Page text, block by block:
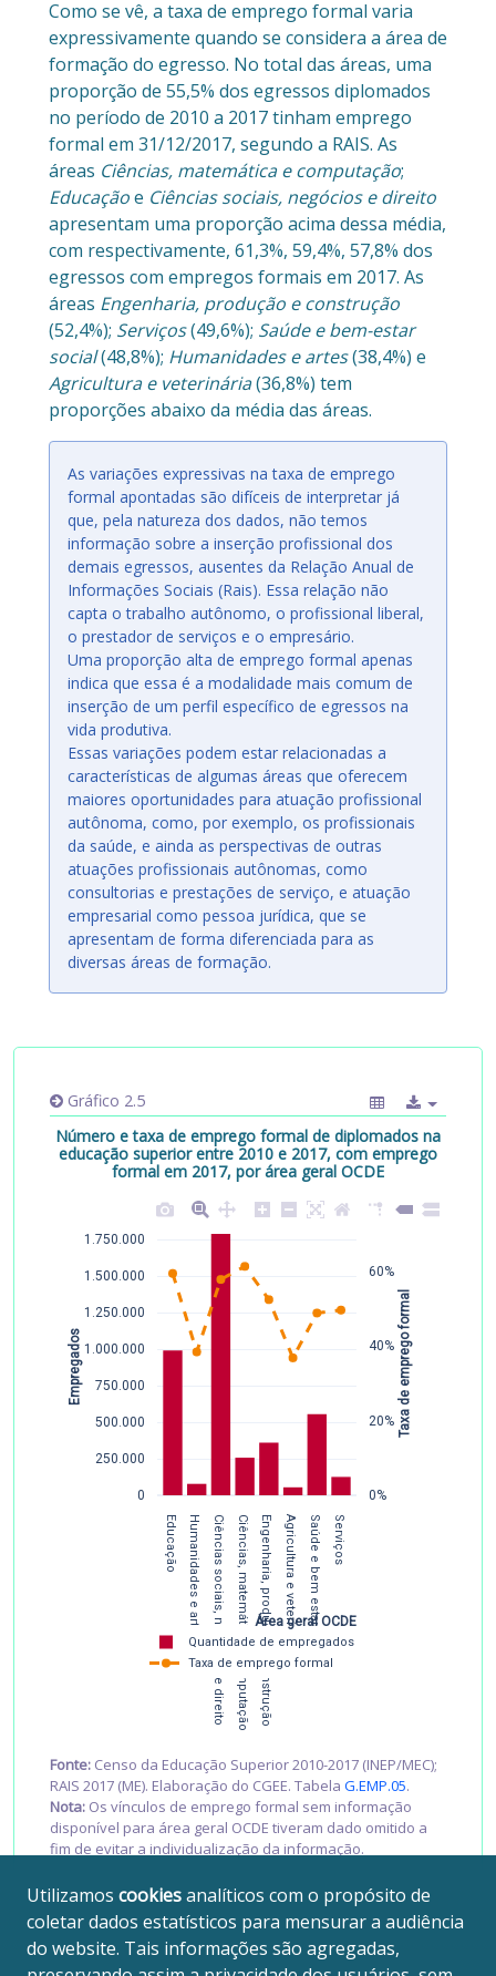
Como se vê, a taxa de emprego formal varia
expressivamente quando se considera a área de
formação do egresso. No total das áreas, uma
proporção de 55,5% dos egressos diplomados
no período de 2010 a 2017 tinham emprego
formal em 31/12/2017, segundo a RAIS. As
áreas Ciências, matemática e computação;
Educaçãoe Ciências sociais, negócios e direito
apresentam uma proporção acima dessa média,
com respectivamente, 61,3%, 59,4%, 57,8% dos
egressos com empregos formais em 2017. As
áreas Engenharia, produção e construção
(52,4%); Serviços(49,6%); Saúde e bem-estar
social(48,8%); Humanidades e artes(38,4%) e
Agricultura e veterinária(36,8%) tem
proporções abaixo da média das áreas.
As variações expressivas na taxa de emprego
formal apontadas são difíceis de interpretar já
que, pela natureza dos dados, não temos
informação sobre a inserção profissional dos
demais egressos, ausentes da Relação Anual de
Informações Sociais (Rais). Essa relação não
capta o trabalho autônomo, o profissional liberal,
o prestador de serviços e o empresário.
Uma proporção alta de emprego formal apenas
indica que essa é a modalidade mais comum de
inserção de um perfil específico de egressos na
vida produtiva.
Essas variações podem estar relacionadas a
características de algumas áreas que oferecem
maiores oportunidades para atuação profissional
autônoma, como, por exemplo, os profissionais
da saúde, e ainda as perspectivas de outras
atuações profissionais autônomas, como
consultorias e prestações de serviço, e atuação
empresarial como pessoa jurídica, que se
apresentam de forma diferenciada para as
diversas áreas de formação.
Gráfico 2.5
Número e taxa de emprego formal de diplomados na
educação superior entre 2010 e 2017, com emprego
formal em 2017, por área geral OCDE
Educação Humanidades e artesCiências sociais, negócios e direitoCiências, matemática e computaçãoEngenharia, produção e construçãoAgricultura e veterináriaSaúde e bem estar social Serviços
0
250.000
500.000
750.000
1.000.000
1.250.000
1.500.000
1.750.000
0%
20%
40%
60%
Quantidade de empregados
Taxa de emprego formal
Empregados Taxa de emprego formal
Área geral OCDE
Fonte: Censo da Educação Superior 2010-2017 (INEP/MEC);
RAIS 2017 (ME). Elaboração do CGEE. Tabela G.EMP.05.
Nota: Os vínculos de emprego formal sem informação
disponível para área geral OCDE tiveram dado omitido a
fim de evitar a individualização da informação.
Utilizamos cookiesanalíticos com o propósito de
coletar dados estatísticos para mensurar a audiência
do website. Tais informações são agregadas,